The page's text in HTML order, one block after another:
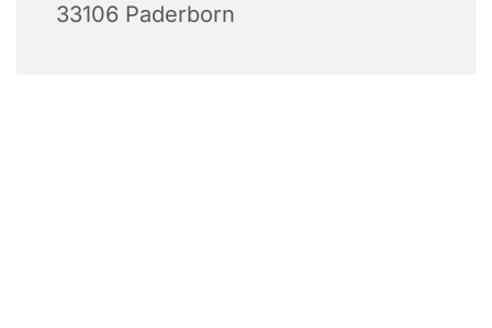
33106 Paderborn